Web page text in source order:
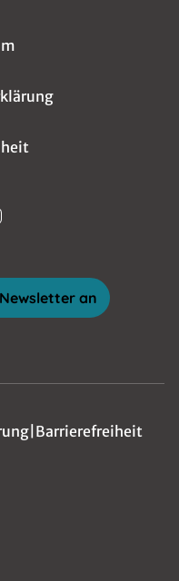
an
Barrierefreiheit